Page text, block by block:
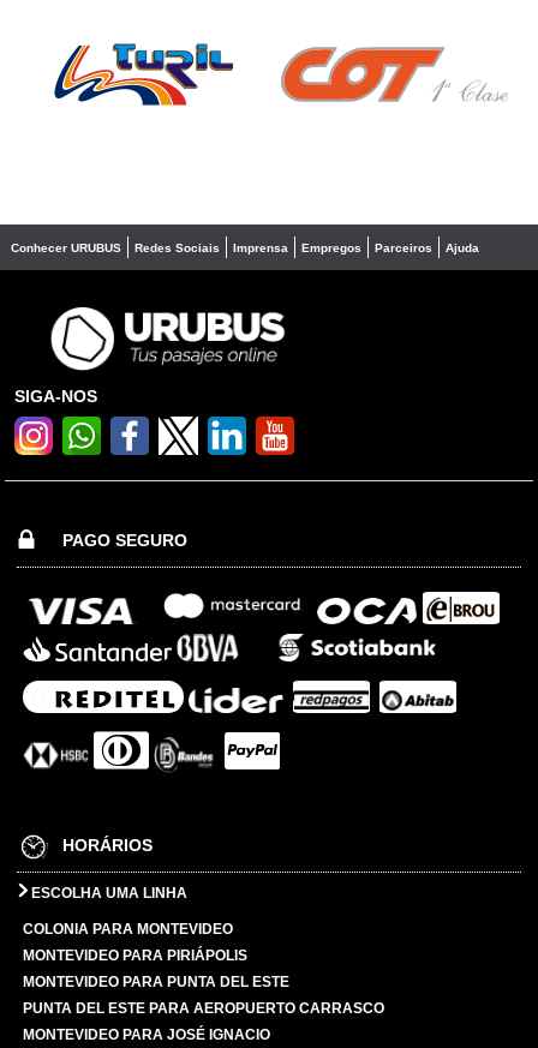
❮ ❯
Conhecer URUBUS Redes Sociais Imprensa Empregos Parceiros Ajuda
SIGA-NOS
PAGO SEGURO
HORÁRIOS
ESCOLHA UMA LINHA
COLONIA PARA MONTEVIDEO
MONTEVIDEO PARA PIRIÁPOLIS
MONTEVIDEO PARA PUNTA DEL ESTE
PUNTA DEL ESTE PARA AEROPUERTO CARRASCO
MONTEVIDEO PARA JOSÉ IGNACIO